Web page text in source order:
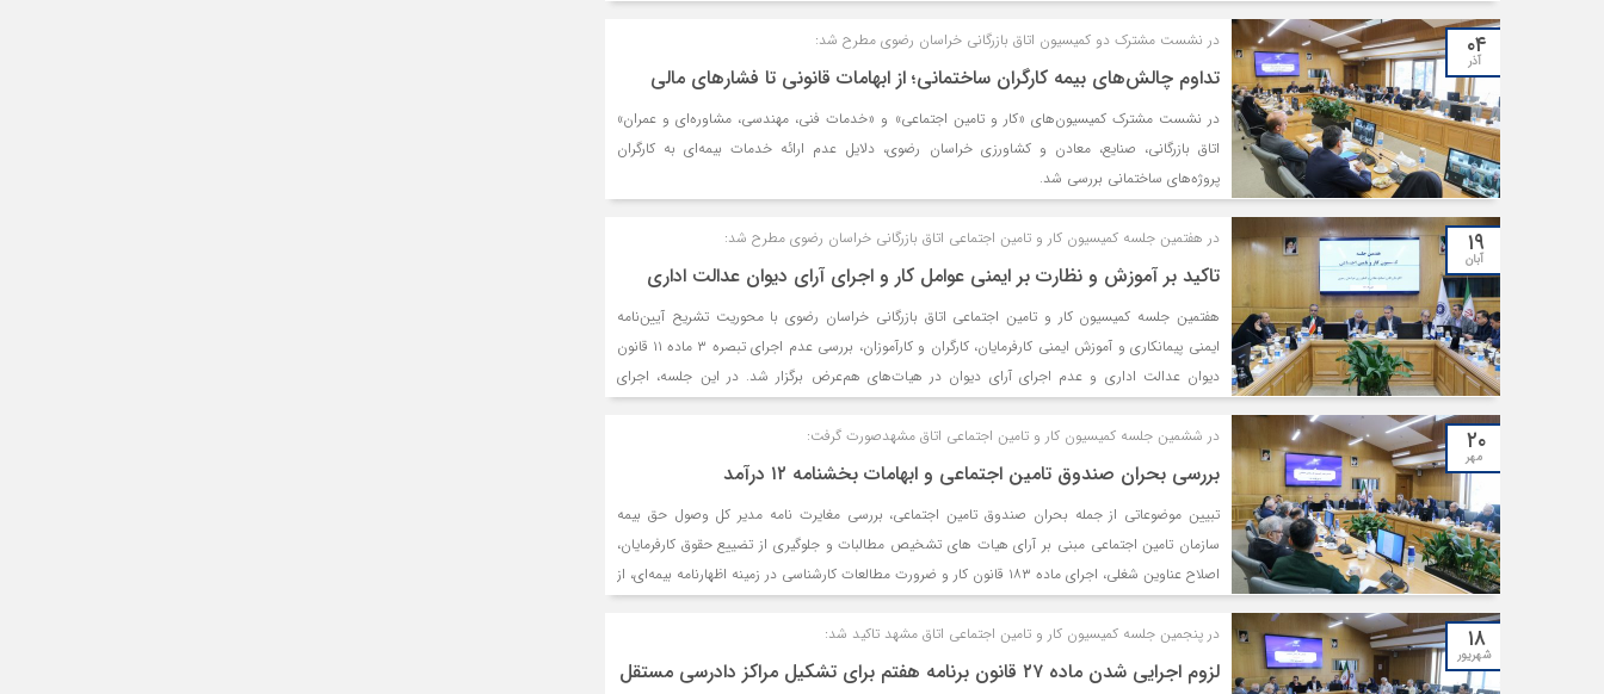
۰۴
آذر
در نشست مشترک دو کمیسیون اتاق بازرگانی خراسان رضوی مطرح شد:
تداوم چالش‌های بیمه کارگران ساختمانی؛ از ابهامات قانونی تا فشارهای مالی
در نشست مشترک کمیسیون‌های «کار و تامین اجتماعی» و «خدمات فنی، مهندسی، مشاوره‌ای و عمران»
اتاق بازرگانی، صنایع، معادن و کشاورزی خراسان رضوی، دلایل عدم ارائه خدمات بیمه‌ای به کارگران
پروژه‌های ساختمانی بررسی شد.
۱۹
آبان
در هفتمین جلسه کمیسیون کار و تامین اجتماعی اتاق بازرگانی خراسان رضوی مطرح شد:
تاکید بر آموزش و نظارت بر ایمنی عوامل کار و اجرای آرای دیوان عدالت اداری
هفتمین جلسه کمیسیون کار و تامین اجتماعی اتاق بازرگانی خراسان رضوی با محوریت تشریح آیین‌نامه
ایمنی پیمانکاری و آموزش ایمنی کارفرمایان، کارگران و کارآموزان، بررسی عدم اجرای تبصره ۳ ماده ۱۱ قانون
دیوان عدالت اداری و عدم اجرای آرای دیوان در هیات‌های هم‌عرض برگزار شد. در این جلسه، اجرای
مصوبات، نظارت بر ایمنی پیمانکاران و حمایت از تولیدکنندگان به‌عنوان موضوعات کلیدی مورد تاکید قرار
گرفت.
۲۰
مهر
در ششمین جلسه کمیسیون کار و تامین اجتماعی اتاق مشهدصورت گرفت:
بررسی بحران صندوق تامین اجتماعی و ابهامات بخشنامه ۱۲ درآمد
تبیین موضوعاتی از جمله بحران صندوق تامین اجتماعی، بررسی مغایرت نامه مدیر کل وصول حق بیمه
سازمان تامین اجتماعی مبنی بر آرای هیات های تشخیص مطالبات و جلوگیری از تضییع حقوق کارفرمایان،
اصلاح عناوین شغلی، اجرای ماده ۱۸۳ قانون کار و ضرورت مطالعات کارشناسی در زمینه اظهارنامه بیمه‌ای، از
محورهای بحث ششمین جلسه کمیسیون کار و تامین اجتماعی اتاق بازرگانی خراسان رضوی بود.
۱۸
شهریور
در پنجمین جلسه کمیسیون کار و تامین اجتماعی اتاق مشهد تاکید شد:
لزوم اجرایی شدن ماده ۲۷ قانون برنامه هفتم برای تشکیل مراکز دادرسی مستقل